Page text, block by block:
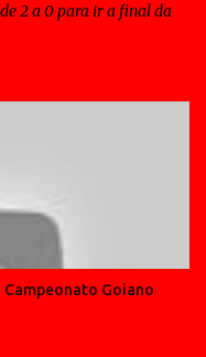
2 a 0 para ir a final da
Goiano